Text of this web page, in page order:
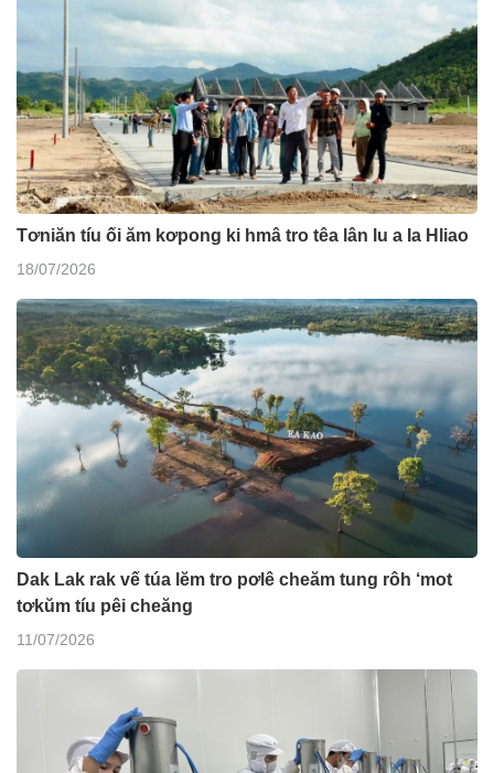
Tơniăn tíu ối ăm kơpong ki hmâ tro têa lân lu a Ia Hliao
18/07/2026
Dak Lak rak vế túa lĕm tro pơlê cheăm tung rôh ‘mot
tơkŭm tíu pêi cheăng
11/07/2026